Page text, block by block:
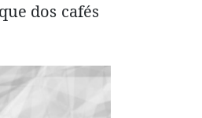
dos cafés